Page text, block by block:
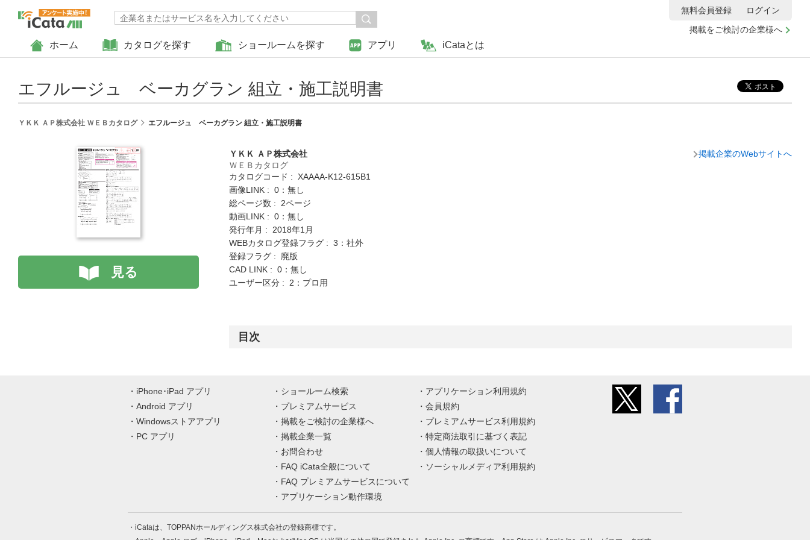
ホーム カタログを探す ショールームを探す アプリ iCataとは
掲載をご検討の企業様へ
無料会員登録 ログイン
エフルージュ ベーカグラン 組立・施工説明書
ＹＫＫ ＡＰ株式会社 ＷＥＢカタログ エフルージュ ベーカグラン 組立・施工説明書
見る
ＹＫＫ ＡＰ株式会社
ＷＥＢカタログ
カタログコード : XAAAA-K12-615B1
画像LINK : 0：無し
総ページ数 : 2ページ
動画LINK : 0：無し
発行年月 : 2018年1月
WEBカタログ登録フラグ : 3：社外
登録フラグ : 廃版
CAD LINK : 0：無し
ユーザー区分 : 2：プロ用
掲載企業のWebサイトへ
目次
iPhone･iPad アプリ
Android アプリ
Windowsストアアプリ
PC アプリ
ショールーム検索
プレミアムサービス
掲載をご検討の企業様へ
掲載企業一覧
お問合わせ
FAQ iCata全般について
FAQ プレミアムサービスについて
アプリケーション動作環境
アプリケーション利用規約
会員規約
プレミアムサービス利用規約
特定商法取引に基づく表記
個人情報の取扱いについて
ソーシャルメディア利用規約
iCataは、TOPPANホールディングス株式会社の登録商標です。